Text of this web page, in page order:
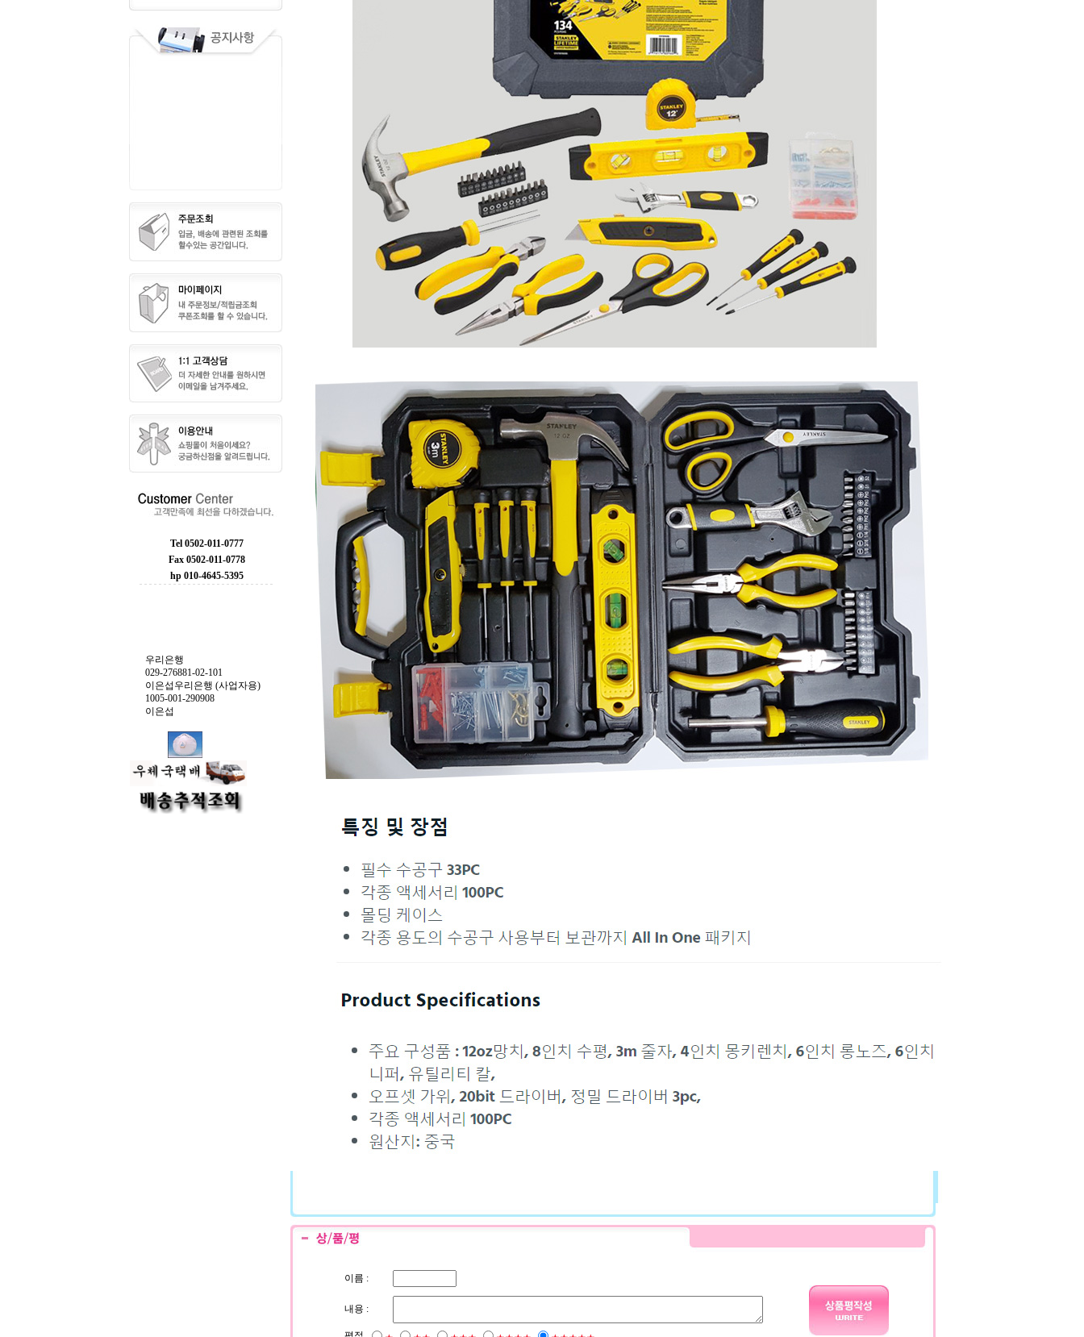
Tel 0502-011-0777
Fax 0502-011-0778
hp 010-4645-5395
우리은행
029-276881-02-101
이은섭우리은행 (사업자용)
1005-001-290908
이은섭
이름 :
내용 :